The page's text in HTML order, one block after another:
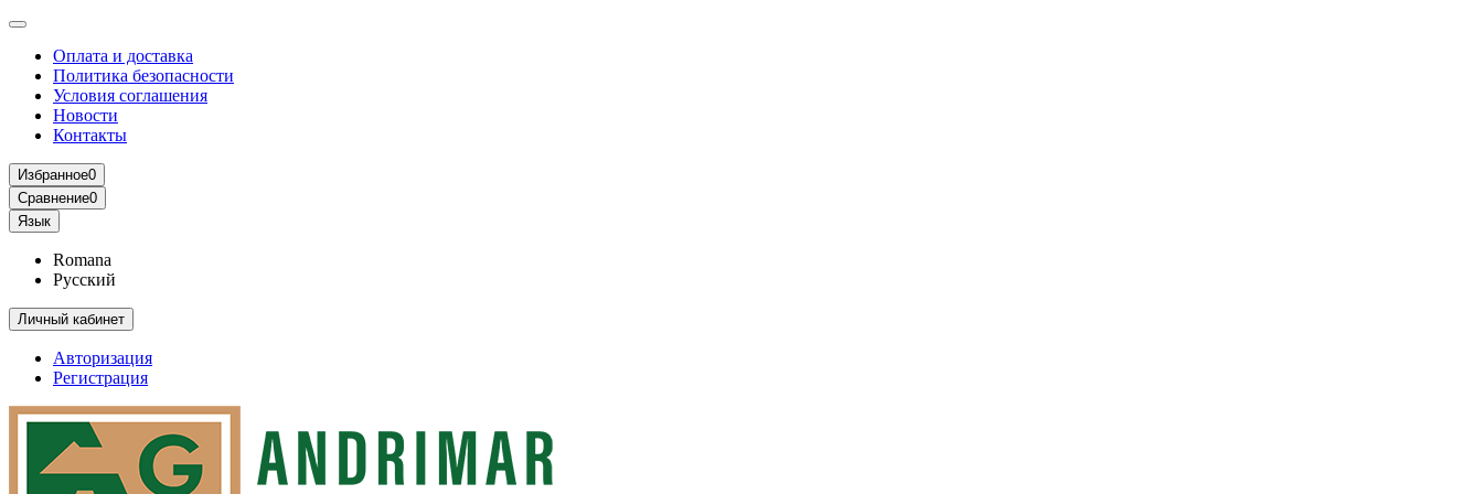
Оплата и доставка
Политика безопасности
Условия соглашения
Новости
Контакты
Избранное0
Сравнение0
Язык
Romana
Русский
Личный кабинет
Авторизация
Регистрация